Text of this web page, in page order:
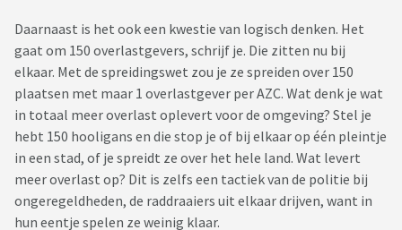
Daarnaast is het ook een kwestie van logisch denken. Het
gaat om 150 overlastgevers, schrijf je. Die zitten nu bij
elkaar. Met de spreidingswet zou je ze spreiden over 150
plaatsen met maar 1 overlastgever per AZC. Wat denk je wat
in totaal meer overlast oplevert voor de omgeving? Stel je
hebt 150 hooligans en die stop je of bij elkaar op één pleintje
in een stad, of je spreidt ze over het hele land. Wat levert
meer overlast op? Dit is zelfs een tactiek van de politie bij
ongeregeldheden, de raddraaiers uit elkaar drijven, want in
hun eentje spelen ze weinig klaar.